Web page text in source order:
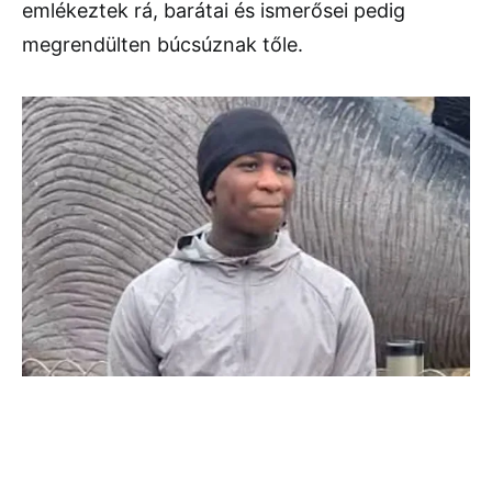
emlékeztek rá, barátai és ismerősei pedig
megrendülten búcsúznak tőle.